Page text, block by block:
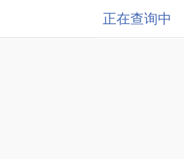
正在查询中